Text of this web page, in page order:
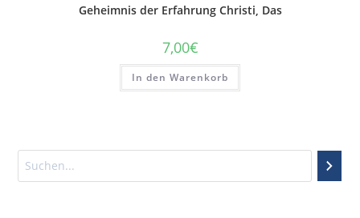
Geheimnis der Erfahrung Christi, Das
7,00€
In den Warenkorb